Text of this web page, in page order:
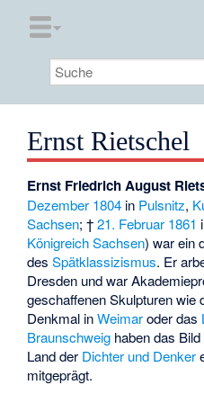
Ernst Rietschel
Ernst Friedrich August
Dezember 1804 in Pulsnitz,
Sachsen; †21. Februar 1861
Königreich Sachsen) war ein
desSpätklassizismus. Er
Dresden und war
geschaffenen Skulpturen wie
Denkmal inWeimaroder das
Braunschweig haben das
Land der Dichter und Denker
mitgeprägt.